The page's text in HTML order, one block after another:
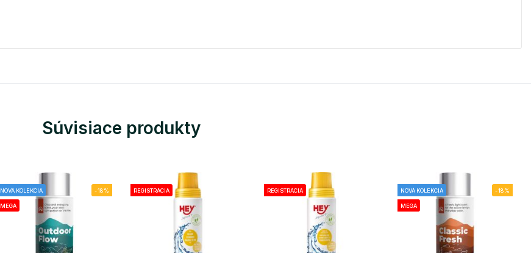
Súvisiace produkty
NOVÁ KOLEKCIA
MEGA
-18% REGISTRÁCIA REGISTRÁCIA NOVÁ KOLEKCIA
MEGA
-18%